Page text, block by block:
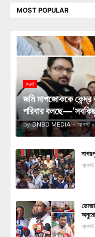
MOST POPULAR
নওগাঁ
জমি মাপজোককে
পরিবার
by DNBD MEDIA - আগস্ট
আগস্ট
আগস্ট